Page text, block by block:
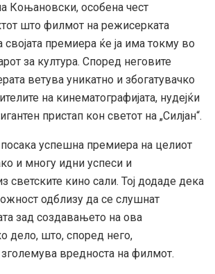
Коњановски, особена чест
што филмот на режисерката
премиера ќе ја има токму во
за култура. Според неговите
ветува уникатно и збогатувачко
на кинематографијата, нудејќи
пристап кон светот на „Силјан“.
успешна премиера на целиот
и многу идни успеси и
светските кино сали. Тој додаде дека
одблизу да се слушнат
зад создавањето на ова
дело, што, според него,
зголемува вредноста на филмот.